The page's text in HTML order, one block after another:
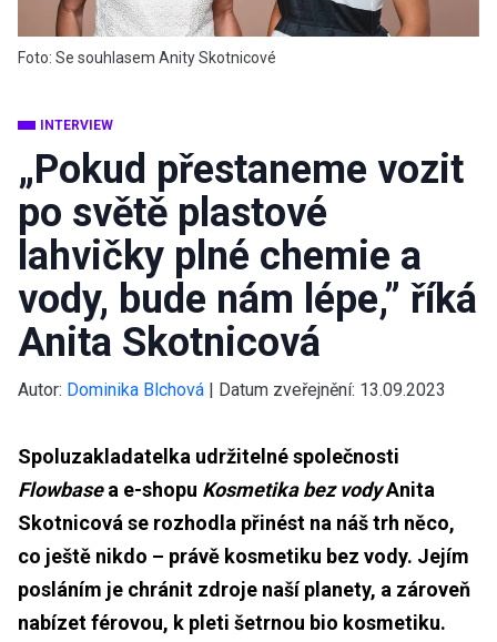
Foto: Se souhlasem Anity Skotnicové
INTERVIEW
„Pokud přestaneme vozit
po světě plastové
lahvičky plné chemie a
vody, bude nám lépe,” říká
Anita Skotnicová
Autor: Dominika Blchová | Datum zveřejnění: 13.09.2023
Spoluzakladatelka udržitelné společnosti
Flowbasea e-shopu Kosmetika bez vodyAnita
Skotnicová se rozhodla přinést na náš trh něco,
co ještě nikdo – právě kosmetiku bez vody. Jejím
posláním je chránit zdroje naší planety, a zároveň
nabízet férovou, k pleti šetrnou bio kosmetiku.